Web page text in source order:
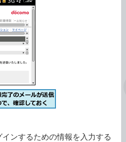
ンするための情報を入力する